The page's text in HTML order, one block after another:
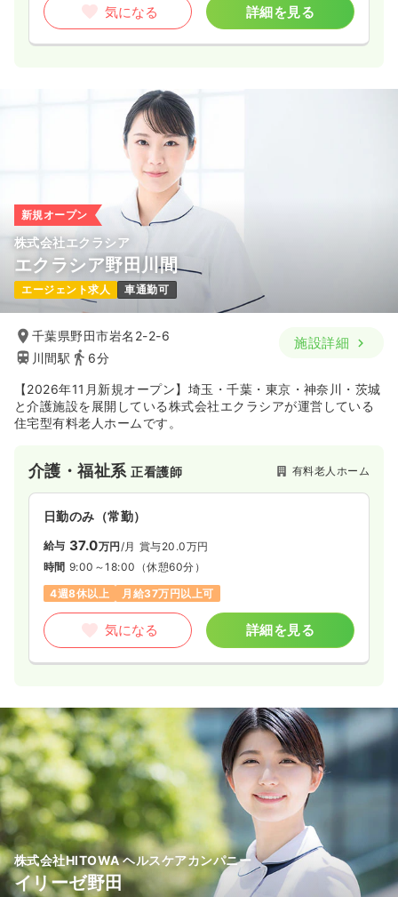
気になる 詳細を見る
新規オープン
株式会社エクラシア
エクラシア野田川間
エージェント求人 車通勤可
千葉県野田市岩名2-2-6
川間駅
6分
施設詳細
【2026年11月新規オープン】埼玉・千葉・東京・神奈川・茨城
と介護施設を展開している株式会社エクラシアが運営している
住宅型有料老人ホームです。
介護・福祉系正看護師 有料老人ホーム
日勤のみ（常勤）
給与 37.0万円/月 賞与20.0万円
時間 9:00～18:00 （休憩60分）
4週8休以上
月給37万円以上可
気になる 詳細を見る
株式会社HITOWA ヘルスケアカンパニー
イリーゼ野田